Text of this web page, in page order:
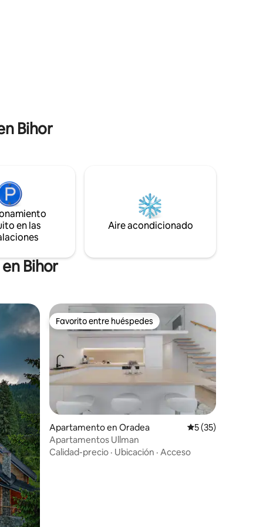
Bihor
en las
Aire acondicionado
Bihor
Favorito entre huéspedes
Favorito entre huéspedes
Apartamento en Oradea Calificación
5 (35)
Apartamentos Ullman
Calidad-precio · Ubicación · Acceso